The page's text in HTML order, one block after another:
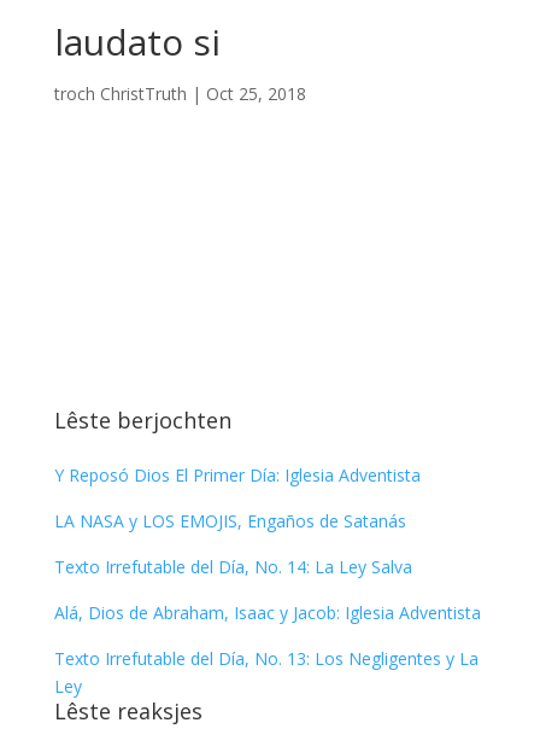
laudato si
troch ChristTruth | Oct 25, 2018
Lêste berjochten
Y Reposó Dios El Primer Día: Iglesia Adventista
LA NASA y LOS EMOJIS, Engaños de Satanás
Texto Irrefutable del Día, No. 14: La Ley Salva
Alá, Dios de Abraham, Isaac y Jacob: Iglesia Adventista
Texto Irrefutable del Día, No. 13: Los Negligentes y La
Ley
Lêste reaksjes